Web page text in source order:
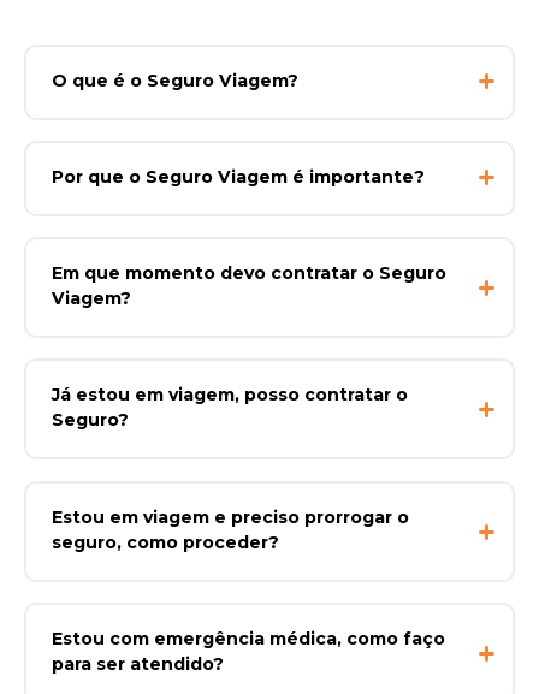
O que é o Seguro Viagem?
Por que o Seguro Viagem é importante?
Em que momento devo contratar o Seguro
Viagem?
Já estou em viagem, posso contratar o
Seguro?
Estou em viagem e preciso prorrogar o
seguro, como proceder?
Estou com emergência médica, como faço
para ser atendido?